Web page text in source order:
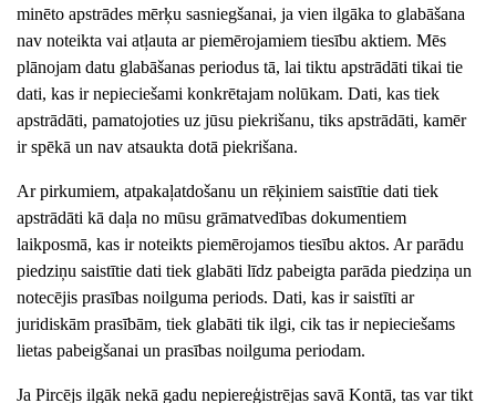
minēto apstrādes mērķu sasniegšanai, ja vien ilgāka to glabāšana
nav noteikta vai atļauta ar piemērojamiem tiesību aktiem. Mēs
plānojam datu glabāšanas periodus tā, lai tiktu apstrādāti tikai tie
dati, kas ir nepieciešami konkrētajam nolūkam. Dati, kas tiek
apstrādāti, pamatojoties uz jūsu piekrišanu, tiks apstrādāti, kamēr
ir spēkā un nav atsaukta dotā piekrišana.
Ar pirkumiem, atpakaļatdošanu un rēķiniem saistītie dati tiek
apstrādāti kā daļa no mūsu grāmatvedības dokumentiem
laikposmā, kas ir noteikts piemērojamos tiesību aktos. Ar parādu
piedziņu saistītie dati tiek glabāti līdz pabeigta parāda piedziņa un
notecējis prasības noilguma periods. Dati, kas ir saistīti ar
juridiskām prasībām, tiek glabāti tik ilgi, cik tas ir nepieciešams
lietas pabeigšanai un prasības noilguma periodam.
Ja Pircējs ilgāk nekā gadu nepiereģistrējas savā Kontā, tas var tikt